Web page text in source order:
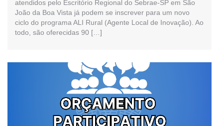
atendidos pelo Escritório Regional do Sebrae-SP em São
João da Boa Vista já podem se inscrever para um novo
ciclo do programa ALI Rural (Agente Local de Inovação). Ao
todo, são oferecidas 90 […]